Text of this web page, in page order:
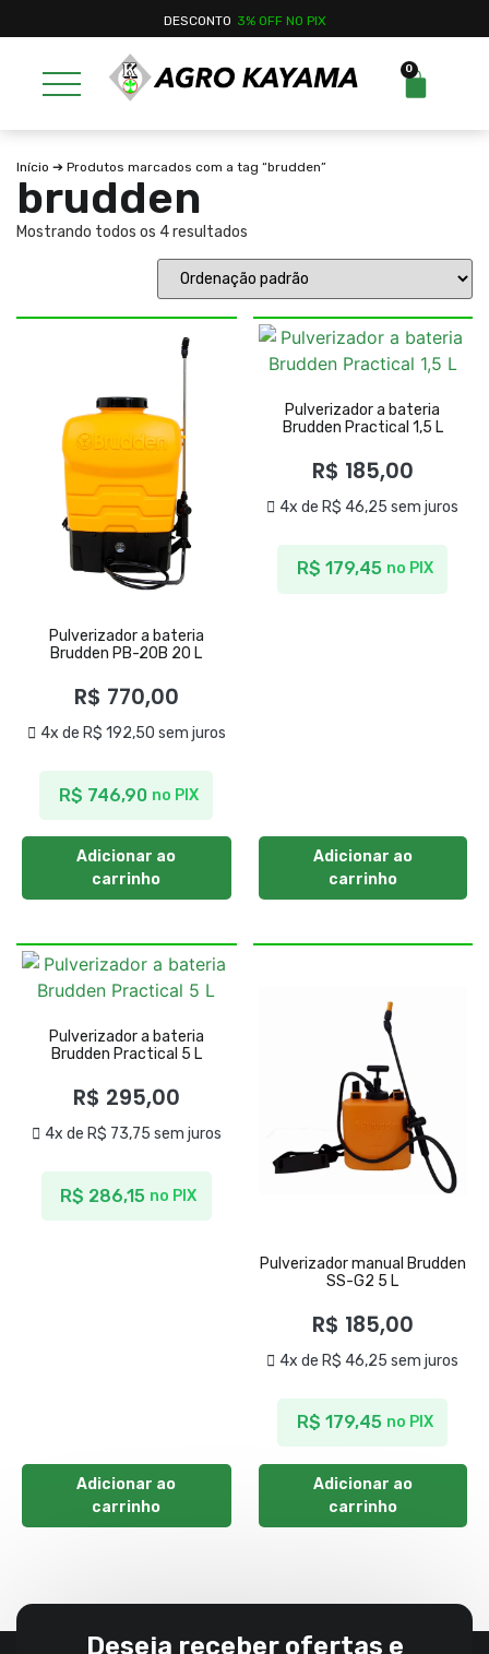
DESCONTO 3% OFF NO PIX
0
Início ➔ Produtos marcados com a tag “brudden”
brudden
Mostrando todos os 4 resultados
Pulverizador a bateria
Brudden PB-20B 20 L
R$ 770,00
4x de R$ 192,50 sem juros
R$ 746,90 no PIX
Adicionar ao
carrinho
Pulverizador a bateria
Brudden Practical 1,5 L
R$ 185,00
4x de R$ 46,25 sem juros
R$ 179,45 no PIX
Adicionar ao
carrinho
Pulverizador a bateria
Brudden Practical 5 L
R$ 295,00
4x de R$ 73,75 sem juros
R$ 286,15 no PIX
Adicionar ao
carrinho
Pulverizador manual Brudden
SS-G2 5 L
R$ 185,00
4x de R$ 46,25 sem juros
R$ 179,45 no PIX
Adicionar ao
carrinho
Deseja receber ofertas e